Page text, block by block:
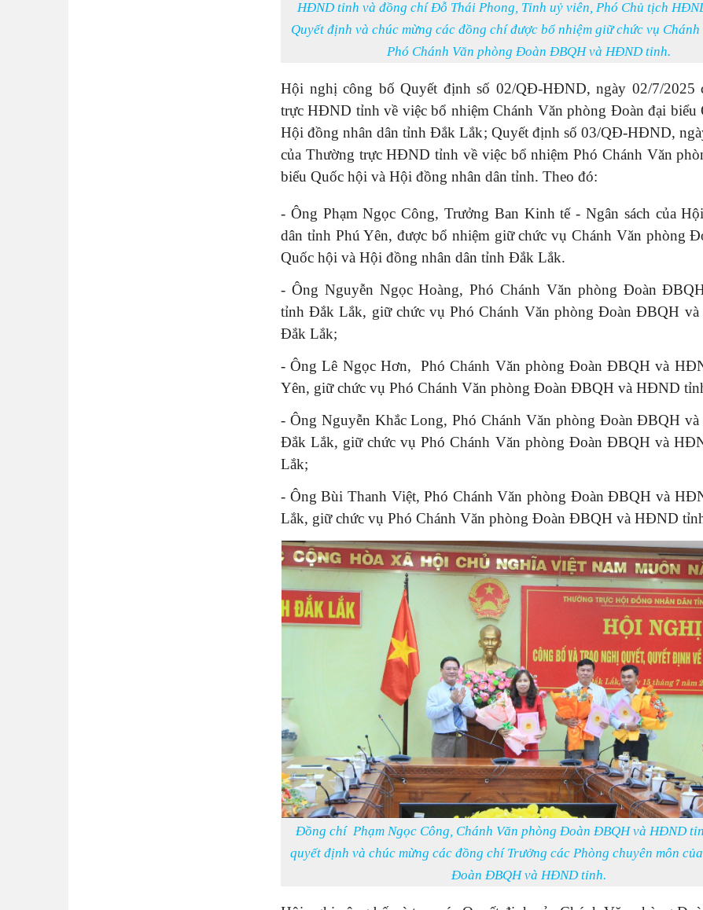
HĐND tỉnh và đồng chí Đỗ Thái Phong, Tỉnh uỷ viên, Phó Chủ tịch
Quyết định và chúc mừng các đồng chí được bổ nhiệm giữ chức vụ Chánh
Phó Chánh Văn phòng Đoàn ĐBQH và HĐND tỉnh.
Hội nghị công bố Quyết định số 02/QĐ-HĐND, ngày 02/7/2025
trực HĐND tỉnh về việc bổ nhiệm Chánh Văn phòng Đoàn đại biểu
Hội đồng nhân dân tỉnh Đắk Lắk; Quyết định số 03/QĐ-HĐND,
của Thường trực HĐND tỉnh về việc bổ nhiệm Phó Chánh Văn
biểu Quốc hội và Hội đồng nhân dân tỉnh. Theo đó:
- Ông Phạm Ngọc Công, Trưởng Ban Kinh tế - Ngân sách của
dân tỉnh Phú Yên, được bổ nhiệm giữ chức vụ Chánh Văn phòng
Quốc hội và Hội đồng nhân dân tỉnh Đắk Lắk.
- Ông Nguyễn Ngọc Hoàng, Phó Chánh Văn phòng Đoàn
tỉnh Đắk Lắk, giữ chức vụ Phó Chánh Văn phòng Đoàn ĐBQH
Đắk Lắk;
- Ông Lê Ngọc Hơn, Phó Chánh Văn phòng Đoàn ĐBQH và
Yên, giữ chức vụ Phó Chánh Văn phòng Đoàn ĐBQH và HĐND
- Ông Nguyễn Khắc Long, Phó Chánh Văn phòng Đoàn ĐBQH
Đắk Lắk, giữ chức vụ Phó Chánh Văn phòng Đoàn ĐBQH và
Lắk;
- Ông Bùi Thanh Việt, Phó Chánh Văn phòng Đoàn ĐBQH và
Lắk, giữ chức vụ Phó Chánh Văn phòng Đoàn ĐBQH và HĐND
Đồng chí Phạm Ngọc Công, Chánh Văn phòng Đoàn ĐBQH và HĐND
quyết định và chúc mừng các đồng chí Trưởng các Phòng chuyên môn
Đoàn ĐBQH và HĐND tỉnh.